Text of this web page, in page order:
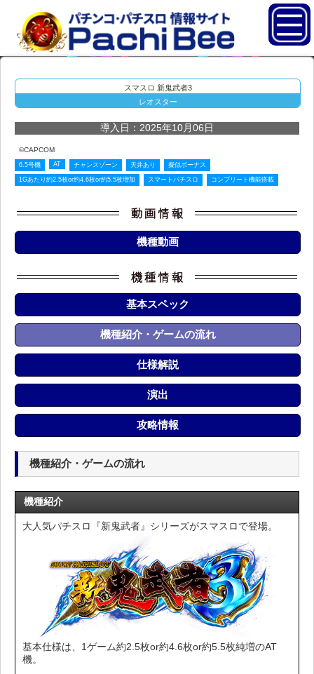
スマスロ 新鬼武者3
レオスター
導入日：2025年10月06日
©CAPCOM
6.5号機 AT チャンスゾーン 天井あり 擬似ボーナス
1Gあたり約2.5枚or約4.6枚or約5.5枚増加 スマートパチスロ コンプリート機能搭載
機種動画
基本スペック
機種紹介・ゲームの流れ
仕様解説
演出
攻略情報
機種紹介・ゲームの流れ
機種紹介
大人気パチスロ『新鬼武者』シリーズがスマスロで登場。
基本仕様は、1ゲーム約2.5枚or約4.6枚or約5.5枚純増のAT
機。